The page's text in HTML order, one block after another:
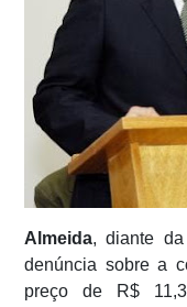
Almeida, diante da
denúncia sobre a
preço de R$